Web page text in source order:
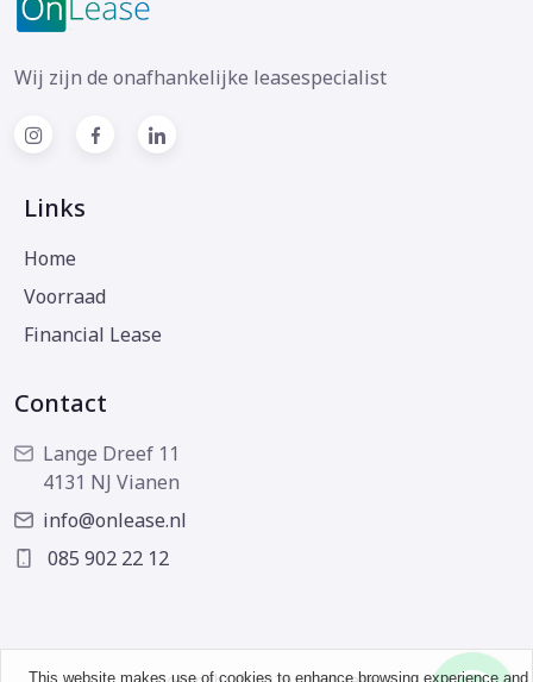
Wij zijn de onafhankelijke leasespecialist
Links
Home
Voorraad
Financial Lease
Contact
Lange Dreef 11
4131 NJ Vianen
info@onlease.nl
085 902 22 12
This website makes use of cookies to enhance browsing experience and